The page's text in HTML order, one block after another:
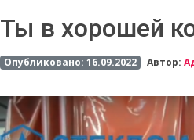
Ты в хорошей
Опубликовано: 16.09.2022 Автор: